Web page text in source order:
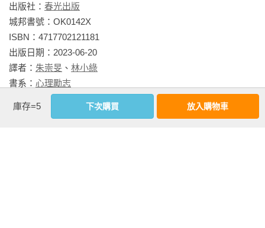
「《瘋狂與深情》濃縮了一百萬餘英文字……這之中包括高潮
與低谷、好評與負評、令人喜悅的演出，以及百般出錯的工
作。在掌聲與加演結束後，艾倫往往會退至他喜歡在深夜出沒
的所在，在仰慕者與演員同儕的圍繞下放鬆心神，回顧方才結
束的演出與未來的表演。閱讀本書時，我們彷彿能親自去到那
些地點，與真正的艾倫．瑞克曼相見。」——艾倫．泰勒，本
書編修者
出版社： 春光出版
城邦書號：OK0142X
ISBN：4717702121181
出版日期：2023-06-20
譯者： 朱崇旻 、 林小綠
書系： 心理勵志
規格：PUR膠裝廣開本 / 部分彩色部分黑白 / 528頁 /
17cm×23cm
庫存=5 下次購買 放入購物車